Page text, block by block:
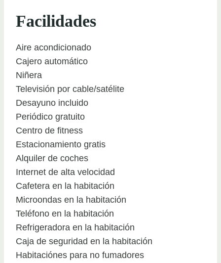
Facilidades
Aire acondicionado
Cajero automático
Niñera
Televisión por cable/satélite
Desayuno incluido
Periódico gratuito
Centro de fitness
Estacionamiento gratis
Alquiler de coches
Internet de alta velocidad
Cafetera en la habitación
Microondas en la habitación
Teléfono en la habitación
Refrigeradora en la habitación
Caja de seguridad en la habitación
Habitaciónes para no fumadores